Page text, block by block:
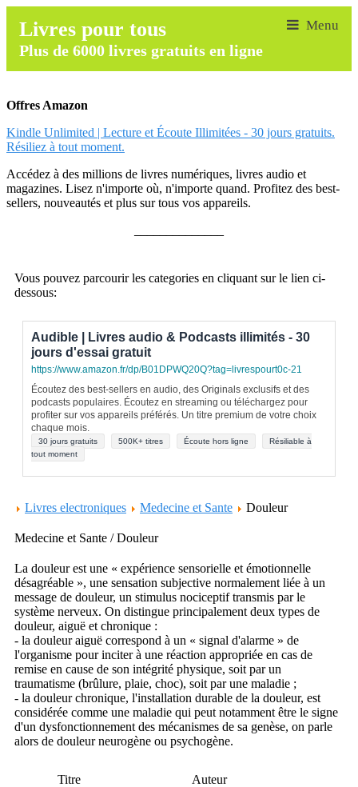
Livres pour tous
Plus de 6000 livres gratuits en ligne
Offres Amazon
Kindle Unlimited | Lecture et Écoute Illimitées - 30 jours gratuits.
Résiliez à tout moment.
Accédez à des millions de livres numériques, livres audio et
magazines. Lisez n'importe où, n'importe quand. Profitez des best-
sellers, nouveautés et plus sur tous vos appareils.
Vous pouvez parcourir les categories en cliquant sur le lien ci-
dessous:
Audible | Livres audio & Podcasts illimités - 30
jours d'essai gratuit
https://www.amazon.fr/dp/B01DPWQ20Q?tag=livrespourt0c-21
Écoutez des best-sellers en audio, des Originals exclusifs et des
podcasts populaires. Écoutez en streaming ou téléchargez pour
profiter sur vos appareils préférés. Un titre premium de votre choix
chaque mois.
30 jours gratuits 500K+ titres Écoute hors ligne
Résiliable à
tout moment
Livres electroniques Medecine et Sante Douleur
Medecine et Sante / Douleur
La douleur est une « expérience sensorielle et émotionnelle
désagréable », une sensation subjective normalement liée à un
message de douleur, un stimulus nociceptif transmis par le
système nerveux. On distingue principalement deux types de
douleur, aiguë et chronique :
- la douleur aiguë correspond à un « signal d'alarme » de
l'organisme pour inciter à une réaction appropriée en cas de
remise en cause de son intégrité physique, soit par un
traumatisme (brûlure, plaie, choc), soit par une maladie ;
- la douleur chronique, l'installation durable de la douleur, est
considérée comme une maladie qui peut notamment être le signe
d'un dysfonctionnement des mécanismes de sa genèse, on parle
alors de douleur neurogène ou psychogène.
Titre Auteur